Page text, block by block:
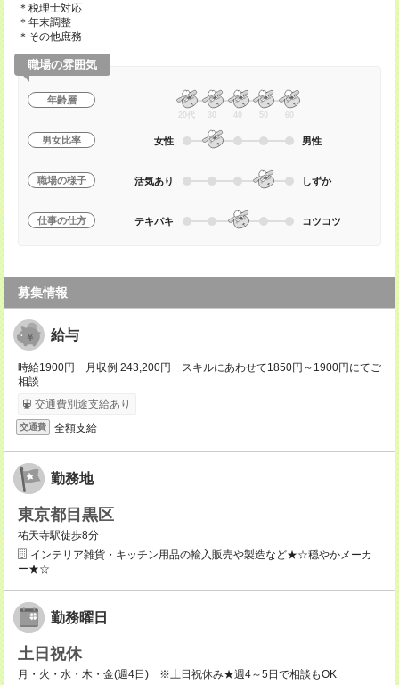
＊税理士対応
＊年末調整
＊その他庶務
職場の雰囲気
年齢層
20代 30 40 50 60
男女比率 女性 男性
職場の様子 活気あり しずか
仕事の仕方 テキパキ コツコツ
募集情報
給与
時給1900円 月収例 243,200円 スキルにあわせて1850円～1900円にてご
相談
交通費別途支給あり
交通費 全額支給
勤務地
東京都目黒区
祐天寺駅徒歩8分
インテリア雑貨・キッチン用品の輸入販売や製造など★☆穏やかメーカ
ー★☆
勤務曜日
土日祝休
月・火・水・木・金(週4日) ※土日祝休み★週4～5日で相談もOK